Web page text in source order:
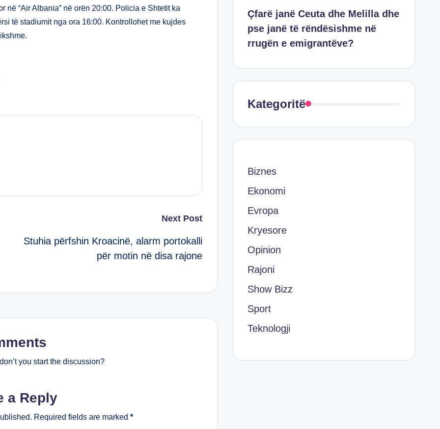
“Air Albania” në orën 20:00. Policia e Shtetit ka
të stadiumit nga ora 16:00. Kontrollohet me kujdes
Next Post
Stuhia përfshin Kroacinë, alarm portokalli
për motin në disa rajone
you start the discussion?
a Reply
Required fields are marked *
Çfarë janë Ceuta dhe Melilla dhe
pse janë të rëndësishme në
rrugën e emigrantëve?
Kategoritë
Biznes
Ekonomi
Evropa
Kryesore
Opinion
Rajoni
Show Bizz
Sport
Teknologji